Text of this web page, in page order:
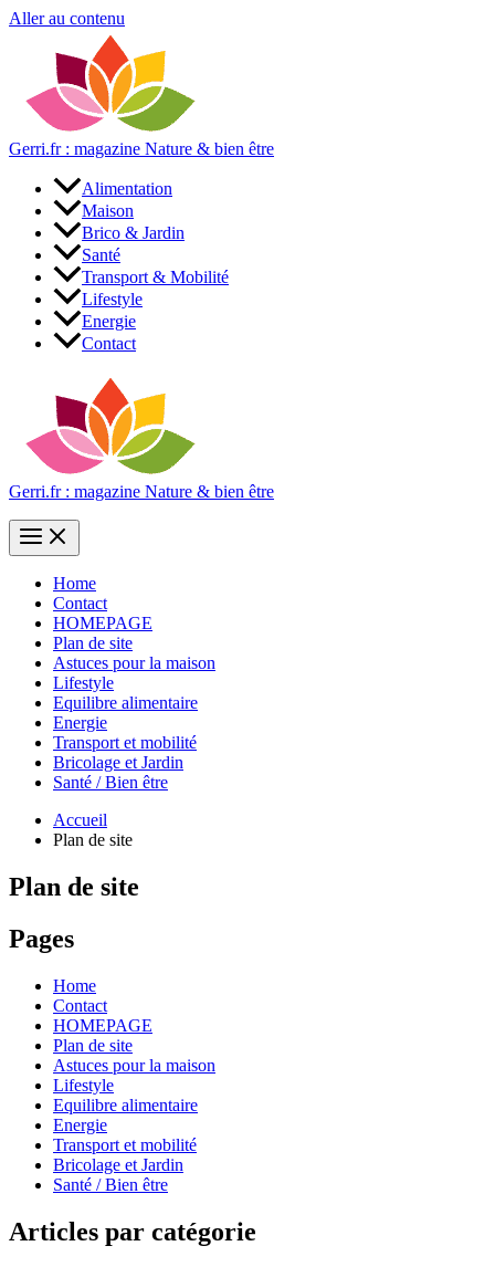
Aller au contenu
Gerri.fr : magazine Nature & bien être
Alimentation
Maison
Brico & Jardin
Santé
Transport & Mobilité
Lifestyle
Energie
Contact
Gerri.fr : magazine Nature & bien être
Home
Contact
HOMEPAGE
Plan de site
Astuces pour la maison
Lifestyle
Equilibre alimentaire
Energie
Transport et mobilité
Bricolage et Jardin
Santé / Bien être
Accueil
Plan de site
Plan de site
Pages
Home
Contact
HOMEPAGE
Plan de site
Astuces pour la maison
Lifestyle
Equilibre alimentaire
Energie
Transport et mobilité
Bricolage et Jardin
Santé / Bien être
Articles par catégorie